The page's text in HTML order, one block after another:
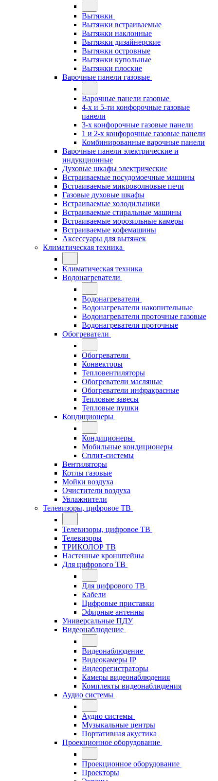
Вытяжки
Вытяжки встраиваемые
Вытяжки наклонные
Вытяжки дизайнерские
Вытяжки островные
Вытяжки купольные
Вытяжки плоские
Варочные панели газовые
Варочные панели газовые
4-х и 5-ти конфорочные газовые
панели
3-х конфорочные газовые панели
1 и 2-х конфорочные газовые панели
Комбинированные варочные панели
Варочные панели электрические и
индукционные
Духовые шкафы электрические
Встраиваемые посудомоечные машины
Встраиваемые микроволновые печи
Газовые духовые шкафы
Встраиваемые холодильники
Встраиваемые стиральные машины
Встраиваемые морозильные камеры
Встраиваемые кофемашины
Аксессуары для вытяжек
Климатическая техника
Климатическая техника
Водонагреватели
Водонагреватели
Водонагреватели накопительные
Водонагреватели проточные газовые
Водонагреватели проточные
Обогреватели
Обогреватели
Конвекторы
Тепловентиляторы
Обогреватели масляные
Обогреватели инфракрасные
Тепловые завесы
Тепловые пушки
Кондиционеры
Кондиционеры
Мобильные кондиционеры
Сплит-системы
Вентиляторы
Котлы газовые
Мойки воздуха
Очистители воздуха
Увлажнители
Телевизоры, цифровое ТВ
Телевизоры, цифровое ТВ
Телевизоры
ТРИКОЛОР ТВ
Настенные кронштейны
Для цифрового ТВ
Для цифрового ТВ
Кабели
Цифровые приставки
Эфирные антенны
Универсальные ПДУ
Видеонаблюдение
Видеонаблюдение
Видеокамеры IP
Видеорегистраторы
Камеры видеонаблюдения
Комплекты видеонаблюдения
Аудио системы
Аудио системы
Музыкальные центры
Портативная акустика
Проекционное оборудование
Проекционное оборудование
Проекторы